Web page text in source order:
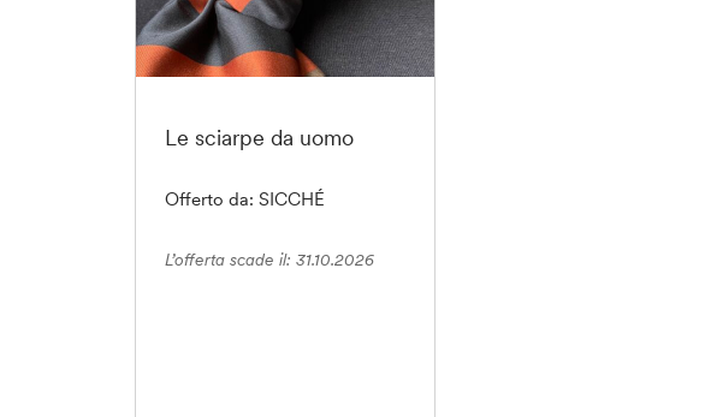
Le sciarpe da uomo
Offerto da: SICCHÉ
L’offerta scade il: 31.10.2026